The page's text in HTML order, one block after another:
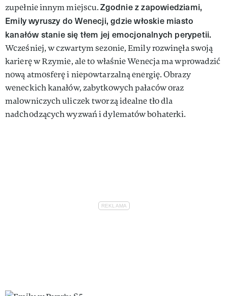
zupełnie innym miejscu.Zgodnie z zapowiedziami,
Emily wyruszy do Wenecji, gdzie włoskie miasto
kanałów stanie się tłem jej emocjonalnych perypetii.
Wcześniej, w czwartym sezonie, Emily rozwinęła swoją
karierę w Rzymie, ale to właśnie Wenecja ma wprowadzić
nową atmosferę i niepowtarzalną energię. Obrazy
weneckich kanałów, zabytkowych pałaców oraz
malowniczych uliczek tworzą idealne tło dla
nadchodzących wyzwań i dylematów bohaterki.